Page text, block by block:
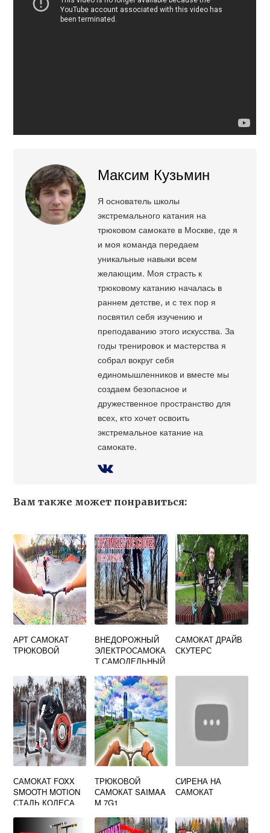
Максим Кузьмин
Я основатель школы
экстремального катания на
трюковом самокате в Москве, где я
и моя команда передаем
уникальные навыки всем
желающим. Моя страсть к
трюковому катанию началась в
раннем детстве, и с тех пор я
посвятил себя изучению и
преподаванию этого искусства. За
годы тренировок и мастерства я
собрал вокруг себя
единомышленников и вместе мы
создаем безопасное и
дружественное пространство для
всех, кто хочет освоить
экстремальное катание на
самокате.
Вам также может понравиться:
АРТ САМОКАТ
ТРЮКОВОЙ
ВНЕДОРОЖНЫЙ
ЭЛЕКТРОСАМОКА
Т САМОДЕЛЬНЫЙ
САМОКАТ ДРАЙВ
СКУТЕРС
САМОКАТ FOXX
SMOOTH MOTION
СТАЛЬ КОЛЕСА
7 ЦВЕТ РОЗОВЫЙ
ТРЮКОВОЙ
САМОКАТ SAIMAA
M 7G1
СИРЕНА НА
САМОКАТ